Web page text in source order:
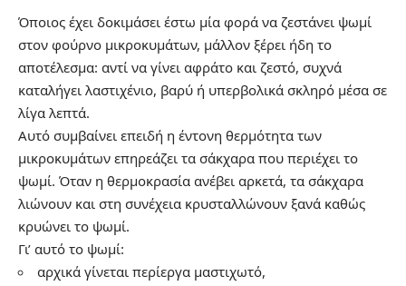
Όποιος έχει δοκιμάσει έστω μία φορά να ζεστάνει ψωμί
στον φούρνο μικροκυμάτων, μάλλον ξέρει ήδη το
αποτέλεσμα: αντί να γίνει αφράτο και ζεστό, συχνά
καταλήγει λαστιχένιο, βαρύ ή υπερβολικά σκληρό μέσα σε
λίγα λεπτά.
Αυτό συμβαίνει επειδή η έντονη θερμότητα των
μικροκυμάτων επηρεάζει τα σάκχαρα που περιέχει το
ψωμί. Όταν η θερμοκρασία ανέβει αρκετά, τα σάκχαρα
λιώνουν και στη συνέχεια κρυσταλλώνουν ξανά καθώς
κρυώνει το ψωμί.
Γι’ αυτό το ψωμί:
αρχικά γίνεται περίεργα μαστιχωτό,